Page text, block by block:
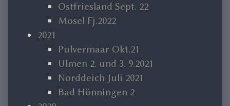
Ostfriesland Sept. 22
Mosel Fj.2022
2021
Pulvermaar Okt.21
Ulmen 2. und 3. 9.2021
Norddeich Juli 2021
Bad Hönningen 2